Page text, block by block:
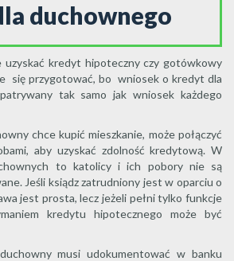
duchownego
uzyskać kredyt hipoteczny czy gotówkowy
się przygotować, bo wniosek o kredyt dla
tak samo jak wniosek każdego
chce kupić mieszkanie, może połączyć
aby uzyskać zdolność kredytową. W
to katolicy i ich pobory nie są
Jeśli ksiądz zatrudniony jest w oparciu o
jest prosta, lecz jeżeli pełni tylko funkcje
kredytu hipotecznego może być
musi udokumentować w banku